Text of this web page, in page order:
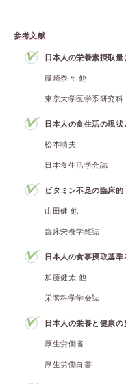
参考文献
日本人の栄養素摂取量
篠崎奈々 他
東京大学医学系研究科
日本人の食生活の現状
松本晴夫
日本食生活学会誌
ビタミン不足の臨床
山田健 他
臨床栄養学雑誌
日本人の食事摂取基
加藤健太 他
栄養科学学会誌
日本人の栄養と健康の
厚生労働省
厚生労働白書